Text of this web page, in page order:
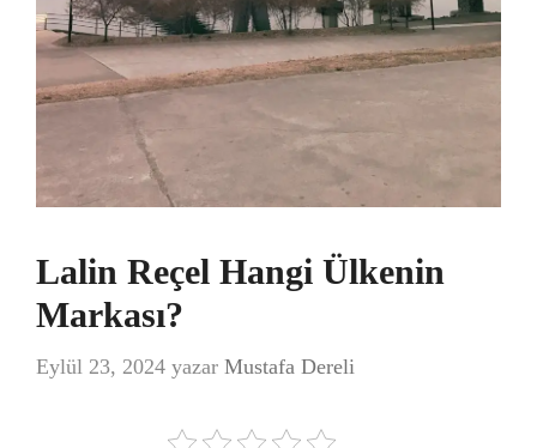
Lalin Reçel Hangi Ülkenin
Markası?
Eylül 23, 2024 yazar Mustafa Dereli